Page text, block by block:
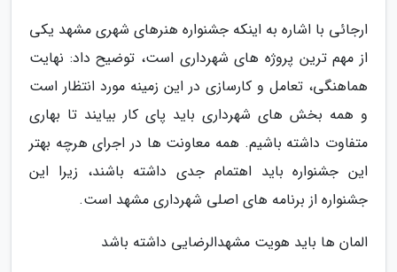
ارجائی با اشاره به اینکه جشنواره هنرهای شهری مشهد یکی
از مهم ترین پروژه های شهرداری است، توضیح داد: نهایت
هماهنگی، تعامل و کارسازی در این زمینه مورد انتظار است
و همه بخش های شهرداری باید پای کار بیایند تا بهاری
متفاوت داشته باشیم. همه معاونت ها در اجرای هرچه بهتر
این جشنواره باید اهتمام جدی داشته باشند، زیرا این
جشنواره از برنامه های اصلی شهرداری مشهد است.
المان ها باید هویت مشهدالرضایی داشته باشد